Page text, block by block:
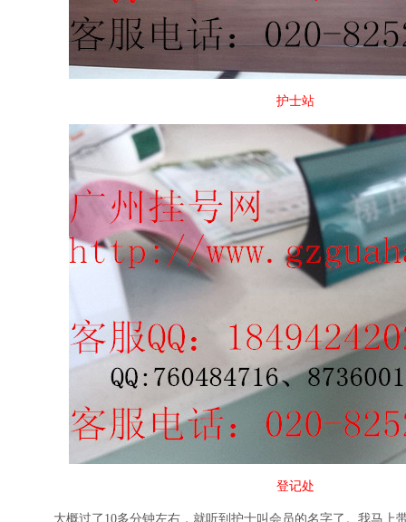
护士站
登记处
大概过了10多分钟左右，就听到护士叫会员的名字了。我马上